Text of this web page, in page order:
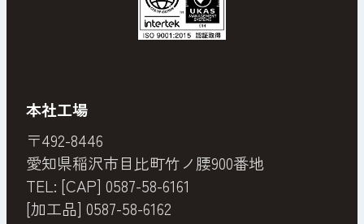
本社工場
〒492-8446
愛知県稲沢市目比町竹ノ腰900番地
TEL: [CAP] 0587-58-6161
[加工品] 0587-58-6162